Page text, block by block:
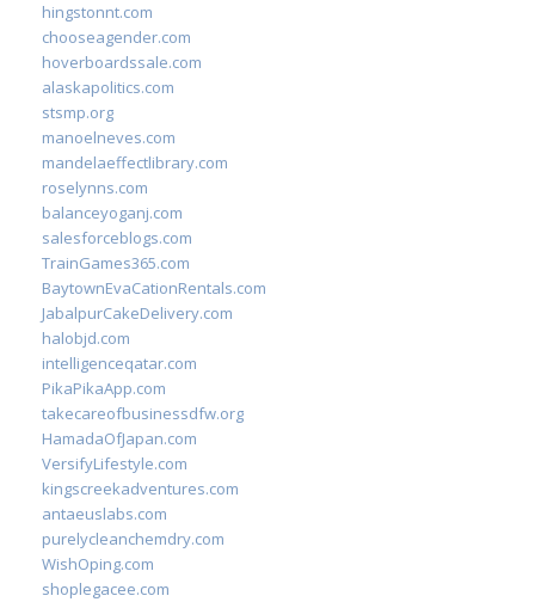
hingstonnt.com
chooseagender.com
hoverboardssale.com
alaskapolitics.com
stsmp.org
manoelneves.com
mandelaeffectlibrary.com
roselynns.com
balanceyoganj.com
salesforceblogs.com
TrainGames365.com
BaytownEvaCationRentals.com
JabalpurCakeDelivery.com
halobjd.com
intelligenceqatar.com
PikaPikaApp.com
takecareofbusinessdfw.org
HamadaOfJapan.com
VersifyLifestyle.com
kingscreekadventures.com
antaeuslabs.com
purelycleanchemdry.com
WishOping.com
shoplegacee.com